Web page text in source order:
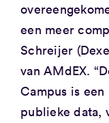
een meer
Schreijer
van AMdEX.
Campus is
publieke data,